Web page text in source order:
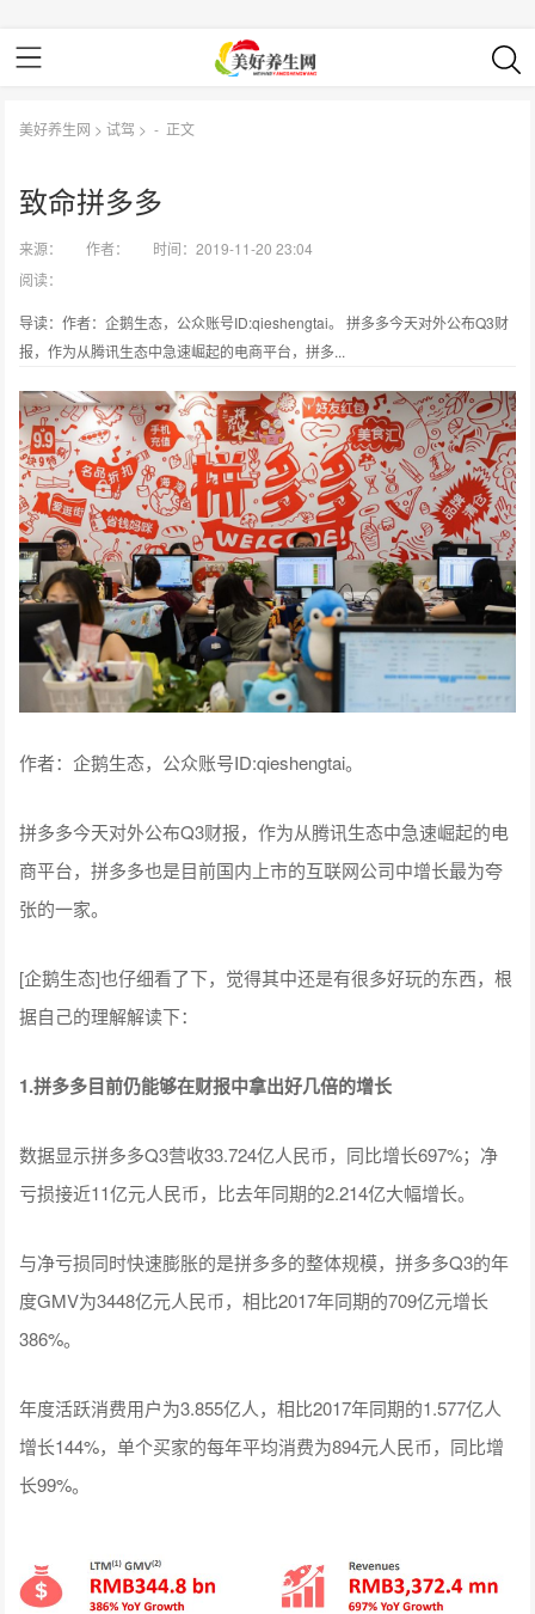
美好养生网 >试驾 > - 正文
致命拼多多
来源： 作者：
时间：2019-11-20 23:04
阅读：
导读：作者：企鹅生态，公众账号ID:qieshengtai。 拼多多今天对外公布Q3财
报，作为从腾讯生态中急速崛起的电商平台，拼多...
作者：企鹅生态，公众账号ID:qieshengtai。
拼多多今天对外公布Q3财报，作为从腾讯生态中急速崛起的电
商平台，拼多多也是目前国内上市的互联网公司中增长最为夸
张的一家。
[企鹅生态]也仔细看了下，觉得其中还是有很多好玩的东西，根
据自己的理解解读下：
1.拼多多目前仍能够在财报中拿出好几倍的增长
数据显示拼多多Q3营收33.724亿人民币，同比增长697%；净
亏损接近11亿元人民币，比去年同期的2.214亿大幅增长。
与净亏损同时快速膨胀的是拼多多的整体规模，拼多多Q3的年
度GMV为3448亿元人民币，相比2017年同期的709亿元增长
386%。
年度活跃消费用户为3.855亿人，相比2017年同期的1.577亿人
增长144%，单个买家的每年平均消费为894元人民币，同比增
长99%。